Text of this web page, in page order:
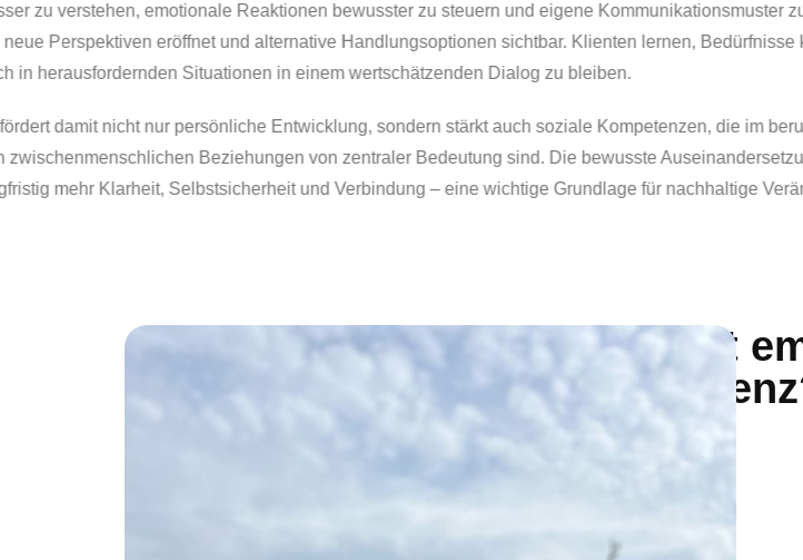
dabei, innere Prozesse besser zu verstehen, emotionale Reaktionen bewusster zu
Reflexionsprozess werden neue Perspektiven eröffnet und alternative
achtsam zu setzen und auch in herausfordernden Situationen in einem
Systemisches Coachingfördert damit nicht nur persönliche Entwicklung, sondern
Führungssituationen und in zwischenmenschlichen Beziehungen von zentraler
Kommunikation schafft langfristig mehr Klarheit, Selbstsicherheit und Verbindung –